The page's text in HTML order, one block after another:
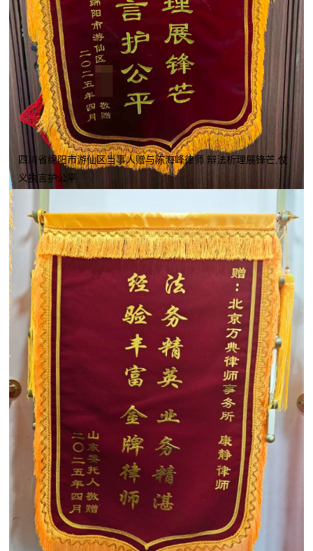
四川省绵阳市游仙区当事人赠与陈海峰律师 辩法析理展锋芒,仗
义执言护公平